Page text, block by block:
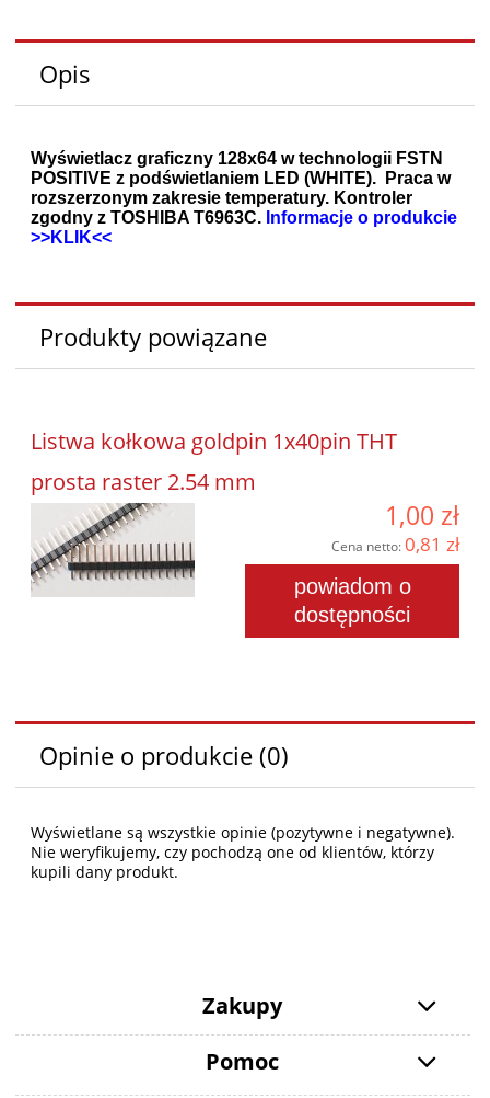
Opis
Wyświetlacz graficzny 128x64 w technologii FSTN
POSITIVE z podświetlaniem LED (WHITE). Praca w
rozszerzonym zakresie temperatury. Kontroler
zgodny z TOSHIBA T6963C. Informacje o produkcie
>>KLIK<<
Produkty powiązane
Listwa kołkowa goldpin 1x40pin THT
prosta raster 2.54 mm
1,00 zł
Cena netto:0,81 zł
powiadom o
dostępności
Opinie o produkcie (0)
Wyświetlane są wszystkie opinie (pozytywne i negatywne).
Nie weryfikujemy, czy pochodzą one od klientów, którzy
kupili dany produkt.
Zakupy
Pomoc